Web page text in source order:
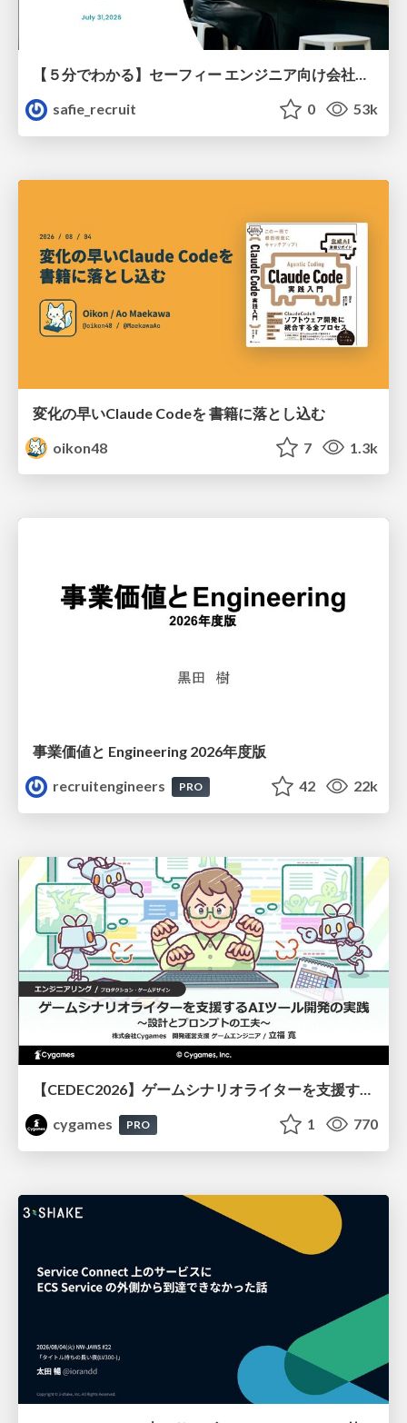
【５分でわかる】セーフィー エンジニア向け会社紹介
safie_recruit
0 53k
変化の早いClaude Codeを 書籍に落とし込む
oikon48
7 1.3k
事業価値と Engineering 2026年度版
recruitengineers
PRO 42 22k
【CEDEC2026】ゲームシナリオライターを支援するAIツール開発の実践 ― 設計とプロンプトの工夫 ―
cygames
PRO 1 770